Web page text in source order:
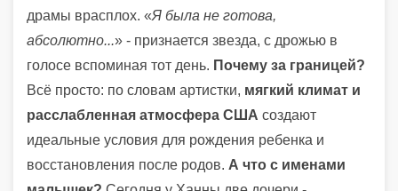
драмы врасплох. «Я была не готова,
абсолютно...» - признается звезда, с дрожью в
голосе вспоминая тот день. Почему за границей?
Всё просто: по словам артистки, мягкий климат и
расслабленная атмосфера США создают
идеальные условия для рождения ребенка и
восстановления после родов. А что с именами